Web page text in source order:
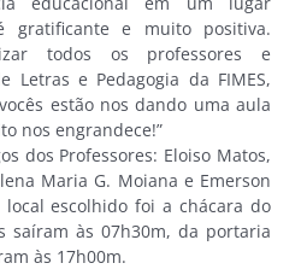
gratificante e muito positiva.
todos os professores e
Letras e Pedagogia da FIMES,
estão nos dando uma aula
nos engrandece!”
dos Professores: Eloiso Matos,
Maria G. Moiana e Emerson
escolhido foi a chácara do
saíram às 07h30m, da portaria
às 17h00m.